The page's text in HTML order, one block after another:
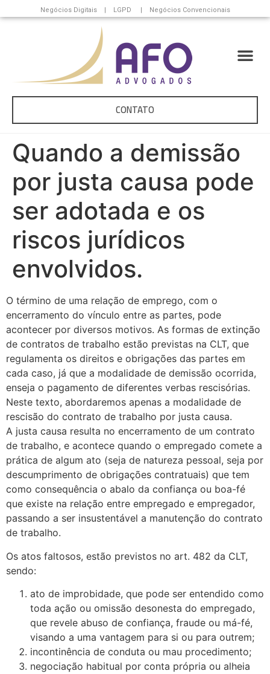
Negócios Digitais | LGPD | Negócios Convencionais
CONTATO
Quando a demissão
por justa causa pode
ser adotada e os
riscos jurídicos
envolvidos.
O término de uma relação de emprego, com o
encerramento do vínculo entre as partes, pode
acontecer por diversos motivos. As formas de extinção
de contratos de trabalho estão previstas na CLT, que
regulamenta os direitos e obrigações das partes em
cada caso, já que a modalidade de demissão ocorrida,
enseja o pagamento de diferentes verbas rescisórias.
Neste texto, abordaremos apenas a modalidade de
rescisão do contrato de trabalho por justa causa.
A justa causa resulta no encerramento de um contrato
de trabalho, e acontece quando o empregado comete a
prática de algum ato (seja de natureza pessoal, seja por
descumprimento de obrigações contratuais) que tem
como consequência o abalo da confiança ou boa-fé
que existe na relação entre empregado e empregador,
passando a ser insustentável a manutenção do contrato
de trabalho.
Os atos faltosos, estão previstos no art. 482 da CLT,
sendo:
ato de improbidade, que pode ser entendido como
toda ação ou omissão desonesta do empregado,
que revele abuso de confiança, fraude ou má-fé,
visando a uma vantagem para si ou para outrem;
incontinência de conduta ou mau procedimento;
negociação habitual por conta própria ou alheia